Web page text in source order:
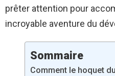
prêter attention pour
incroyable aventure du
Sommaire
Comment le hoquet